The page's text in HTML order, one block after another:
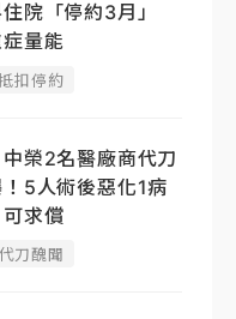
住院「停約3月」
量能
扣停約
榮2名醫廠商代刀
5人術後惡化1病
求償
刀醜聞